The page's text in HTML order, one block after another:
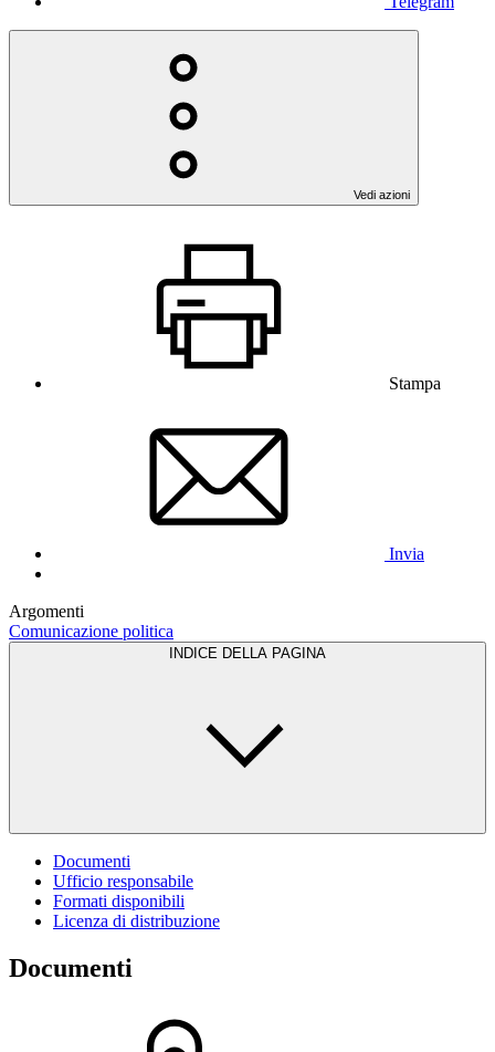
Vedi azioni
Stampa
Invia
Argomenti
Comunicazione politica
INDICE DELLA PAGINA
Documenti
Ufficio responsabile
Formati disponibili
Licenza di distribuzione
Documenti